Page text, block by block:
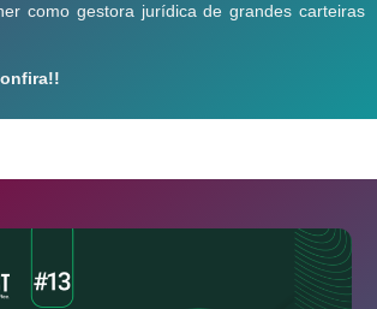
como gestora jurídica de grandes carteiras